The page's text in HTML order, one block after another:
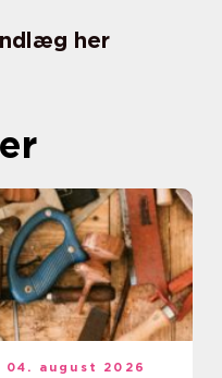
her
04. august 2026